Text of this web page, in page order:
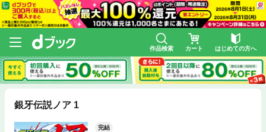
作品検索 カート はじめての方へ
銀牙伝説ノア 1
完結